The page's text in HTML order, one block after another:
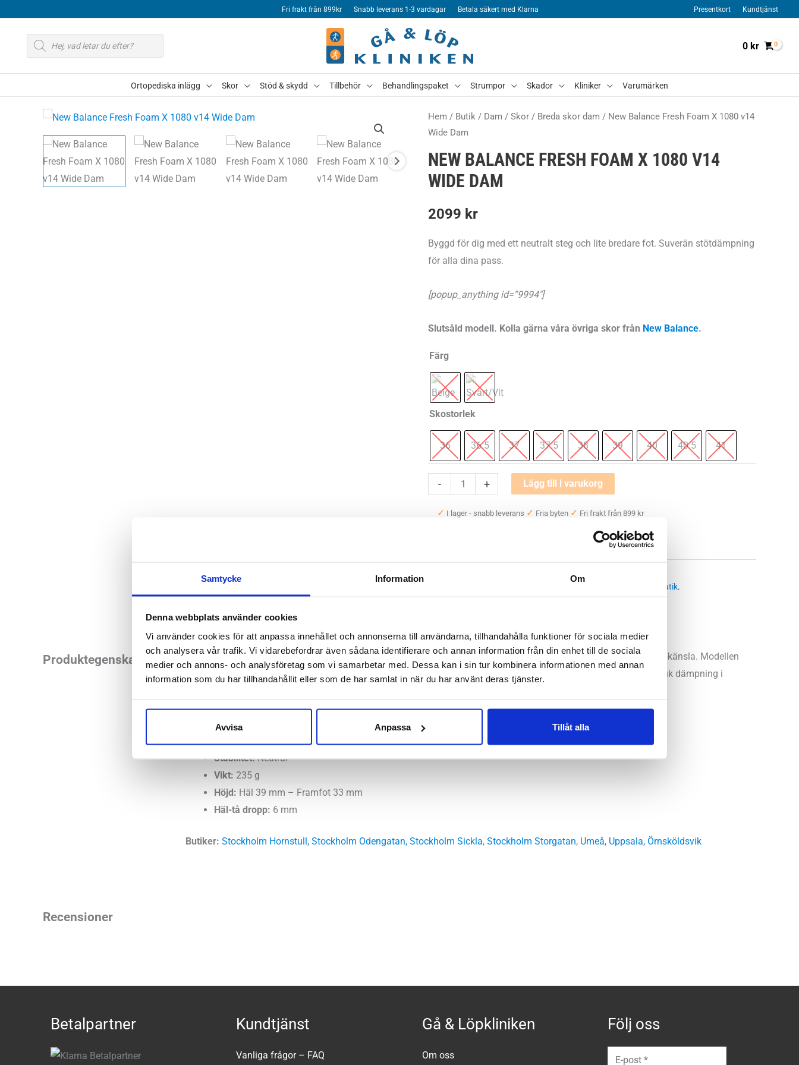
Samtycke Information Om
Denna webbplats använder cookies
Vi använder cookies för att anpassa innehållet och annonserna till användarna, tillhandahålla funktioner för sociala medier
och analysera vår trafik. Vi vidarebefordrar även sådana identifierare och annan information från din enhet till de sociala
medier och annons- och analysföretag som vi samarbetar med. Dessa kan i sin tur kombinera informationen med annan
information som du har tillhandahållit eller som de har samlat in när du har använt deras tjänster.
Avvisa Anpassa Tillåt alla
Fri frakt från 899kr Snabb leverans 1-3 vardagar Betala säkert med Klarna Presentkort Kundtjänst
Produktsökning
0 kr
Ortopediska inlägg Skor Stöd & skydd Tillbehör Behandlingspaket Strumpor Skador Kliniker Varumärken
Hem / Butik / Dam / Skor / Breda skor dam / New Balance Fresh Foam X 1080 v14
Wide Dam
NEW BALANCE FRESH FOAM X 1080 V14
WIDE DAM
2099 kr
Byggd för dig med ett neutralt steg och lite bredare fot. Suverän stötdämpning
för alla dina pass.
[popup_anything id=”9994″]
Slutsåld modell. Kolla gärna våra övriga skor från New Balance.
Färg
Skostorlek
36 36.5 37 37.5 38 39 40 40.5 41
-
New
Balance
Fresh
mängd
+ Lägg till i varukorg
✓ I lager - snabb leverans ✓ Fria byten ✓ Fri frakt från 899 kr
butik.
Produktegenskaper
Med en mjukt stötdämpande mellansula ger New Balance Fresh Foam X 1080 v14 en behaglig och komfortabel löpkänsla. Modellen
1080 är en premium modell i New Balance sortiment och är anpassad för dig med ett neutral löpsteg. Älskar du mjuk dämpning i
Läst:Bred
Fotvalv:Normala, höga
Stabilitet:Neutral
Vikt: 235 g
Höjd: Häl 39 mm – Framfot 33 mm
Häl-tå dropp: 6 mm
Butiker: Stockholm Hornstull, Stockholm Odengatan, Stockholm Sickla, Stockholm Storgatan, Umeå, Uppsala, Örnsköldsvik
Recensioner
Betalpartner Kundtjänst
Vanliga frågor – FAQ
Gå & Löpkliniken
Om oss
Följ oss